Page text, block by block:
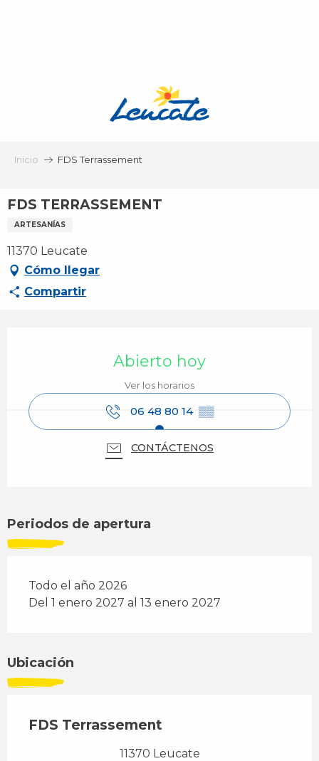
Inicio FDS Terrassement
FDS TERRASSEMENT
ARTESANÍAS
11370 Leucate
Cómo llegar
Compartir
Abierto hoy
Ver los horarios
06 48 80 14 ▒▒
CONTÁCTENOS
Periodos de apertura
Todo el año 2026
Del 1 enero 2027 al 13 enero 2027
Ubicación
FDS Terrassement
11370 Leucate